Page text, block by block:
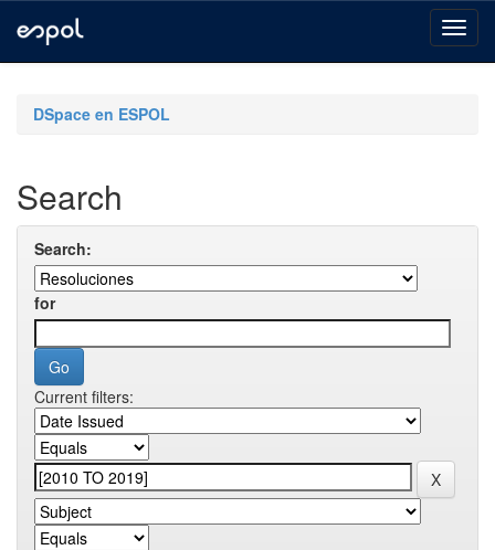
navigationDSpace en ESPOL
Search
Search:
for
Current filters: